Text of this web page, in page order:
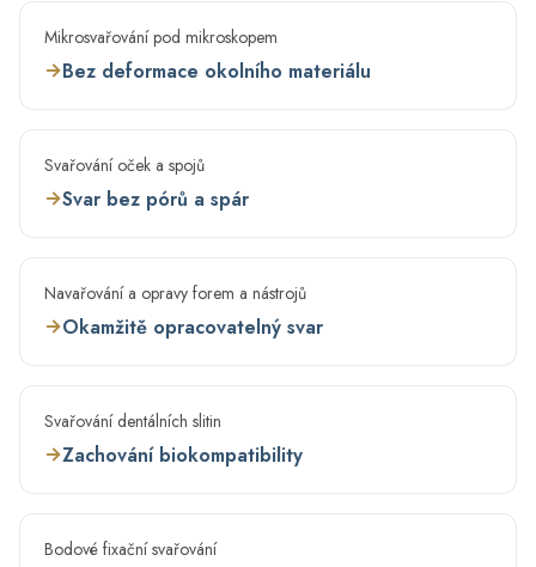
Mikrosvařování pod mikroskopem
→Bez deformace okolního materiálu
Svařování oček a spojů
→Svar bez pórů a spár
Navařování a opravy forem a nástrojů
→Okamžitě opracovatelný svar
Svařování dentálních slitin
→Zachování biokompatibility
Bodové fixační svařování